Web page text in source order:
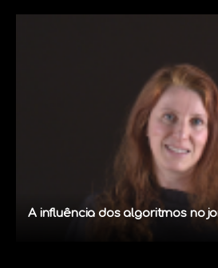
A influência dos algoritmos no